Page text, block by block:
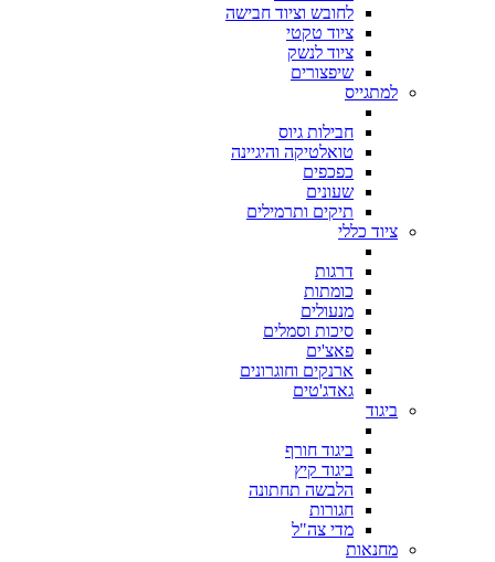
לחובש וציוד חבישה
ציוד טקטי
ציוד לנשק
שיפצורים
למתגייס
חבילות גיוס
טואלטיקה והיגיינה
כפכפים
שעונים
תיקים ותרמילים
ציוד כללי
דרגות
כומתות
מנעולים
סיכות וסמלים
פאצ'ים
ארנקים וחוגרונים
גאדג'טים
ביגוד
ביגוד חורף
ביגוד קיץ
הלבשה תחתונה
חגורות
מדי צה"ל
מחנאות